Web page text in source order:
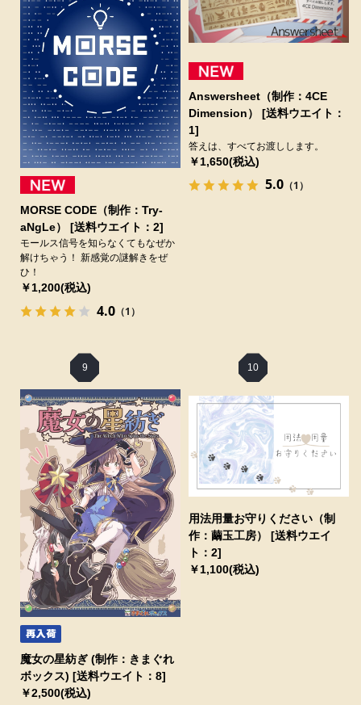
MORSE CODE（制作：Try-
aNgLe） [送料ウエイト：2]
モールス信号を知らなくてもなぜか
解けちゃう！ 新感覚の謎解きをぜ
ひ！
￥1,200(税込)
4.0 （1）
Answersheet（制作：4CE
Dimension） [送料ウエイト：
1]
答えは、すべてお渡しします。
￥1,650(税込)
5.0 （1）
9
魔女の星紡ぎ (制作：きまぐれ
ボックス) [送料ウエイト：8]
￥2,500(税込)
10
用法用量お守りください（制
作：繭玉工房） [送料ウエイ
ト：2]
￥1,100(税込)